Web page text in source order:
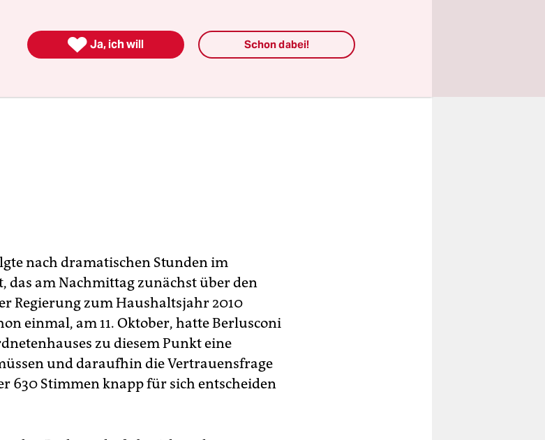
nach dramatischen Stunden im
das am Nachmittag zunächst über den
Regierung zum Haushaltsjahr 2010
einmal, am 11. Oktober, hatte Berlusconi
zu diesem Punkt eine
und daraufhin die Vertrauensfrage
630 Stimmen knapp für sich entscheiden
 Ja, ich will Schon dabei!